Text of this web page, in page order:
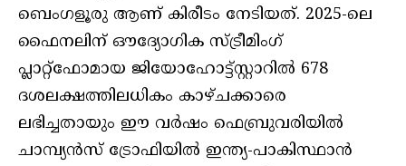
ബെംഗളൂരു ആണ് കിരീടം നേടിയത്. 2025-ലെ
ഫൈനലിന് ഔദ്യോഗിക സ്ട്രീമിംഗ്
പ്ലാറ്റ്ഫോമായ ജിയോഹോട്ട്സ്റ്റാറില്‍ 678
ദശലക്ഷത്തിലധികം കാഴ്ചക്കാരെ
ലഭിച്ചതായും ഈ വര്‍ഷം ഫെബ്രുവരിയില്‍
ചാമ്പ്യന്‍സ് ട്രോഫിയില്‍ ഇന്ത്യ-പാകിസ്ഥാന്‍